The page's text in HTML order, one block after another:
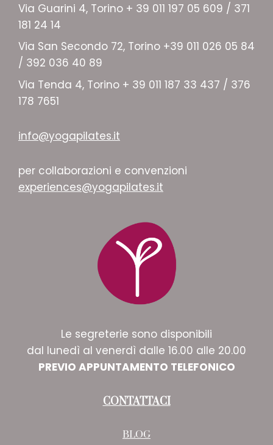
Via Guarini 4, Torino + 39 011 197 05 609 / 371
181 24 14
Via San Secondo 72, Torino +39 011 026 05 84
/ 392 036 40 89
Via Tenda 4, Torino + 39 011 187 33 437 / 376
178 7651
info@yogapilates.it
per collaborazioni e convenzioni
experiences@yogapilates.it
Le segreterie sono disponibili
dal lunedì al venerdì dalle 16.00 alle 20.00
PREVIO APPUNTAMENTO TELEFONICO
CONTATTACI
BLOG